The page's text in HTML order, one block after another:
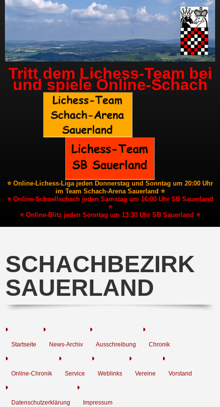
Tritt dem Lichess-Team bei
und spiele Online-Schach
⭐ Online-Lichess-Liga jeden Donnerstag und Sonntag um 20:00 Uhr
im Team Schach-Arena Sauerland ⭐
⭐ Online-Schnellschach jeden Samstag um 16:00 Uhr SB Sauerland
⭐
⭐ Online-Blitz jeden Sonntag um 13:30 Uhr SB Sauerland ⭐
SCHACHBEZIRK
SAUERLAND
Startseite News-Archiv Ausschreibung Chronik
Online-Chronik Service Weblinks Vereine Vorstand
Datenschutzerklärung Impressum